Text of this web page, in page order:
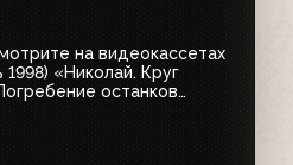
на видеокассетах
«Николай. Круг
останков